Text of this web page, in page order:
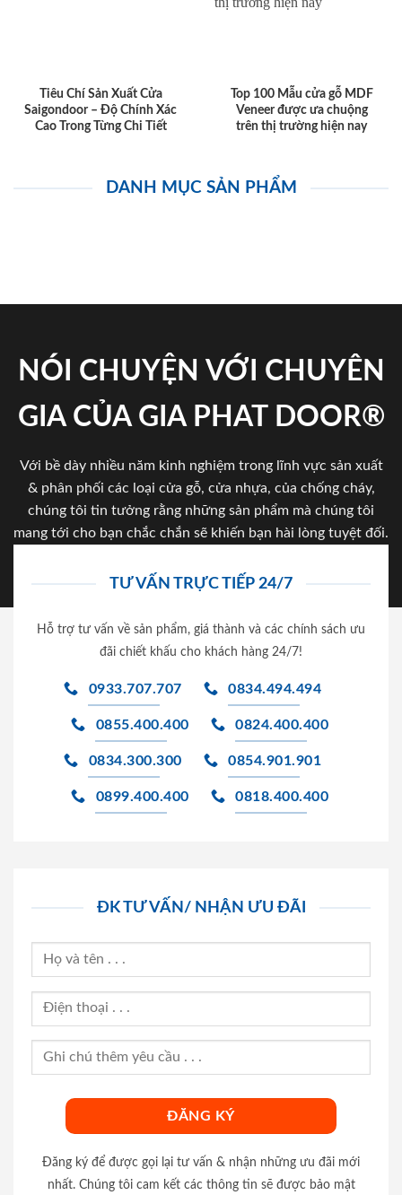
Tiêu Chí Sản Xuất Cửa
Saigondoor – Độ Chính Xác
Cao Trong Từng Chi Tiết
Top 100 Mẫu cửa gỗ MDF
Veneer được ưa chuộng
trên thị trường hiện nay
DANH MỤC SẢN PHẨM
NÓI CHUYỆN VỚI CHUYÊN
GIA CỦA GIA PHAT DOOR®
Với bề dày nhiều năm kinh nghiệm trong lĩnh vực sản xuất
& phân phối các loại cửa gỗ, cửa nhựa, của chống cháy,
chúng tôi tin tưởng rằng những sản phẩm mà chúng tôi
mang tới cho bạn chắc chắn sẽ khiến bạn hài lòng tuyệt đối.
TƯ VẤN TRỰC TIẾP 24/7
Hỗ trợ tư vấn về sản phẩm, giá thành và các chính sách ưu
đãi chiết khấu cho khách hàng 24/7!
0933.707.707 0834.494.494
0855.400.400 0824.400.400
0834.300.300 0854.901.901
0899.400.400 0818.400.400
ĐK TƯ VẤN/ NHẬN ƯU ĐÃI
Đăng ký để được gọi lại tư vấn & nhận những ưu đãi mới
nhất. Chúng tôi cam kết các thông tin sẽ được bảo mật